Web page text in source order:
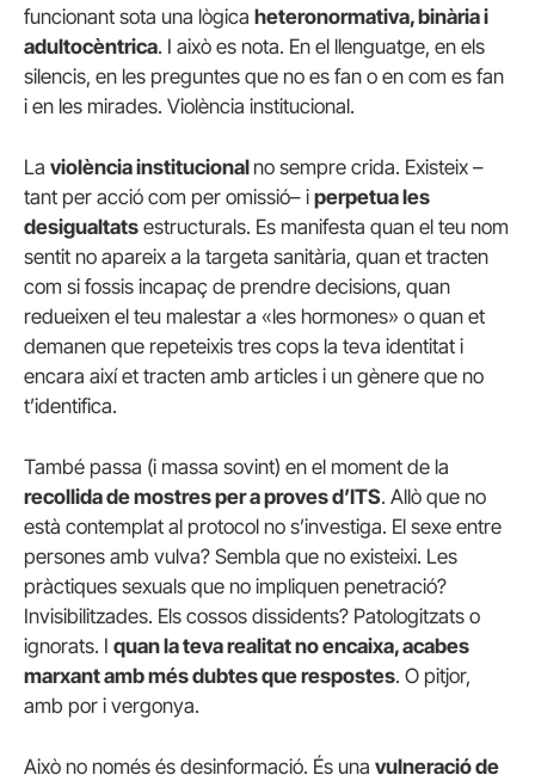
funcionant sota una lògica heteronormativa, binària i
adultocèntrica. I això es nota. En el llenguatge, en els
silencis, en les preguntes que no es fan o en com es fan
i en les mirades. Violència institucional.
La violència institucional no sempre crida. Existeix –
tant per acció com per omissió– i perpetua les
desigualtats estructurals. Es manifesta quan el teu nom
sentit no apareix a la targeta sanitària, quan et tracten
com si fossis incapaç de prendre decisions, quan
redueixen el teu malestar a «les hormones» o quan et
demanen que repeteixis tres cops la teva identitat i
encara així et tracten amb articles i un gènere que no
t’identifica.
També passa (i massa sovint) en el moment de la
recollida de mostres per a proves d’ITS. Allò que no
està contemplat al protocol no s’investiga. El sexe entre
persones amb vulva? Sembla que no existeixi. Les
pràctiques sexuals que no impliquen penetració?
Invisibilitzades. Els cossos dissidents? Patologitzats o
ignorats. I quan la teva realitat no encaixa, acabes
marxant amb més dubtes que respostes. O pitjor,
amb por i vergonya.
Això no només és desinformació. És una vulneració de